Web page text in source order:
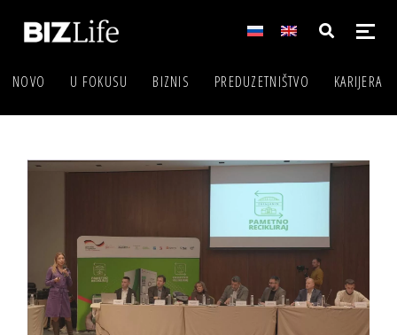
NOVO U FOKUSU BIZNIS PREDUZETNIŠTVO KARIJERA